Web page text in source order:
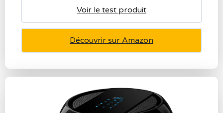
Voir le test produit
Découvrir sur Amazon